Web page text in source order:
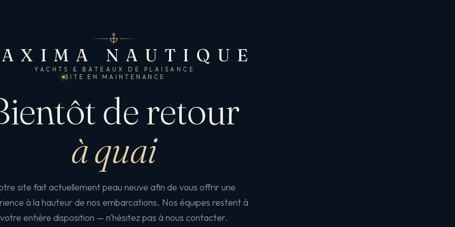
NAUTIQUE
YACHTS & BATEAUX DE PLAISANCE
SITE EN MAINTENANCE
de retour
à quai
site fait actuellement peau neuve afin de vous offrir une
à la hauteur de nos embarcations. Nos équipes restent à
votre entière disposition — n'hésitez pas à nous contacter.